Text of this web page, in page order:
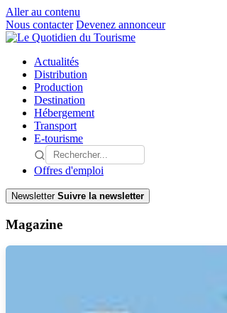
Aller au contenu
Nous contacter Devenez annonceur
Actualités
Distribution
Production
Destination
Hébergement
Transport
E-tourisme
Offres d'emploi
Newsletter Suivre la newsletter
Magazine